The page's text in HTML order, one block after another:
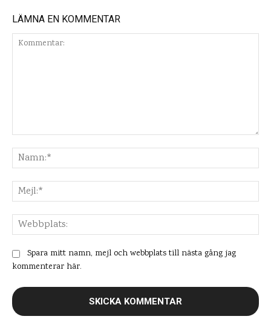
LÄMNA EN KOMMENTAR
Spara mitt namn, mejl och webbplats till nästa gång jag
kommenterar här.